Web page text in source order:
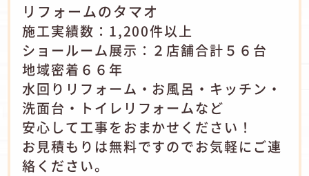
リフォームのタマオ
施工実績数：1,200件以上
ショールーム展示：２店舗合計５６台
地域密着６６年
水回りリフォーム・お風呂・キッチン・
洗面台・トイレリフォームなど
安心して工事をおまかせください！
お見積もりは無料ですのでお気軽にご連
絡ください。